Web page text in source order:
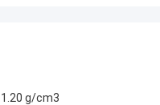
1.20 g/cm3